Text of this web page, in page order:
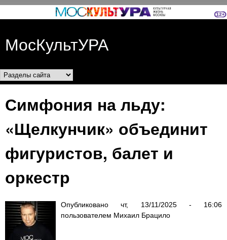
Перейти к основному
МосКультУРА
Разделы сайта
Симфония на льду:
«Щелкунчик» объединит
фигуристов, балет и
оркестр
Опубликованочт, 13/11/2025 - 16:06
пользователем Михаил Брацило